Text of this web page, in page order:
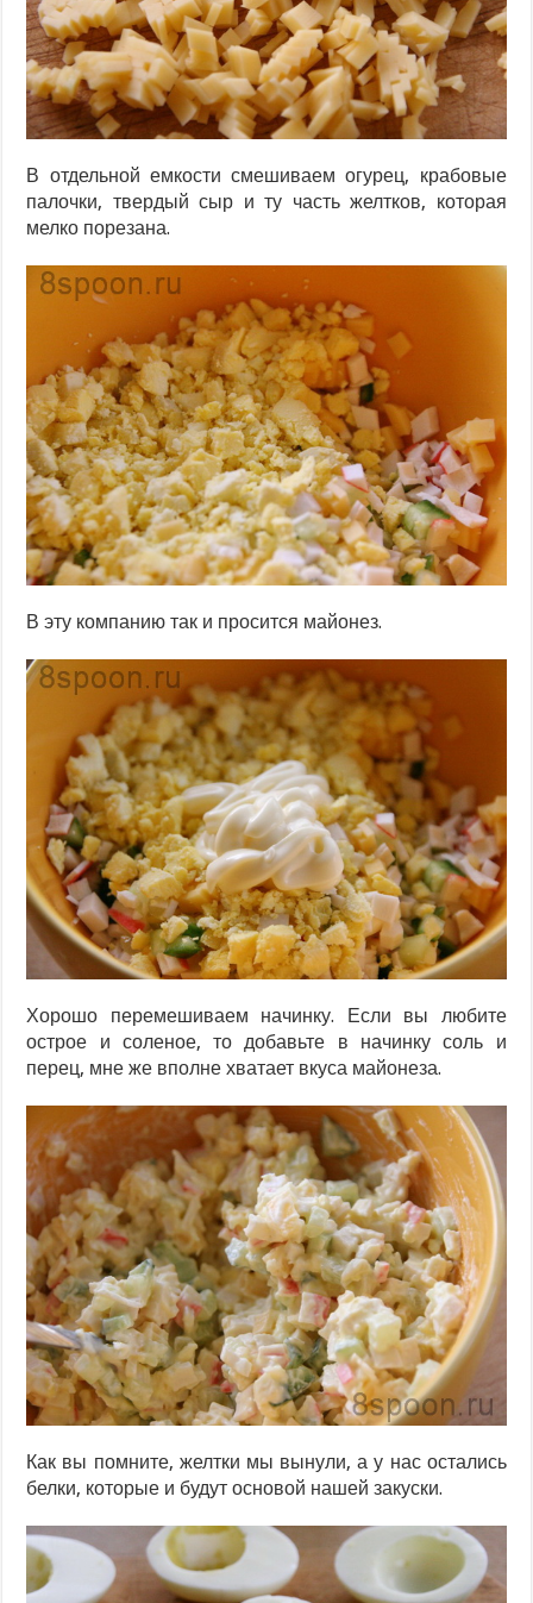
В отдельной емкости смешиваем огурец, крабовые
палочки, твердый сыр и ту часть желтков, которая
мелко порезана.
В эту компанию так и просится майонез.
Хорошо перемешиваем начинку. Если вы любите
острое и соленое, то добавьте в начинку соль и
перец, мне же вполне хватает вкуса майонеза.
Как вы помните, желтки мы вынули, а у нас остались
белки, которые и будут основой нашей закуски.